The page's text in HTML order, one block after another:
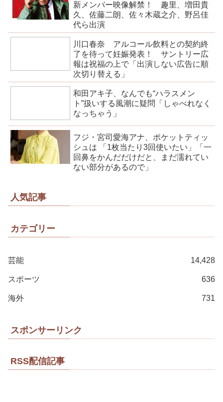
新メンバー映像解禁！ 趣里、増田貴
久、佐藤二朗、佐々木蔵之介、野呂佳
代ら出演
川口春奈 アルコール飲料との契約終
了を待って妊娠発表！ サントリー広
報は祝福の上で「出演しない広告に順
次切り替える」
和田アキ子、なんでも“ハラスメン
ト”扱いする風潮に疑問「しゃべれなく
なっちゃう」
フジ・宮司愛海アナ、ポケットティッ
シュは 「1枚当たり3回使いたい」「一
回鼻をかんだだけだと、まだ濡れてい
ない部分があるので」
人気記事
カテゴリー
芸能 14,428
スポーツ 636
海外 731
スポンサーリンク
RSS配信記事